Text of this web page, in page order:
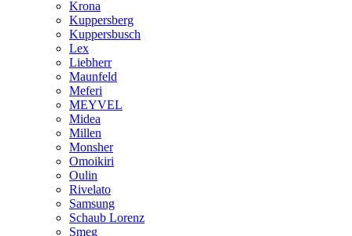
Krona
Kuppersberg
Kuppersbusch
Lex
Liebherr
Maunfeld
Meferi
MEYVEL
Midea
Millen
Monsher
Omoikiri
Oulin
Rivelato
Samsung
Schaub Lorenz
Smeg